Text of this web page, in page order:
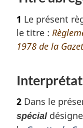
1 Le présent
le titre :
1978 de la
2 Dans le
spécial